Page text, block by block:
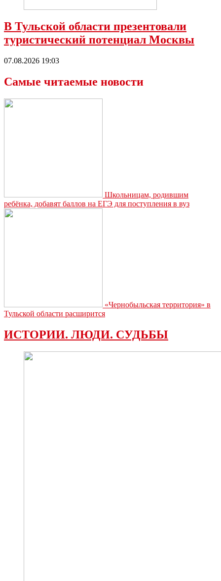
В Тульской области презентовали
туристический потенциал Москвы
07.08.2026 19:03
Самые читаемые новости
Школьницам, родившим
ребёнка, добавят баллов на ЕГЭ для поступления в вуз
«Чернобыльская территория» в
Тульской области расширится
ИСТОРИИ. ЛЮДИ. СУДЬБЫ